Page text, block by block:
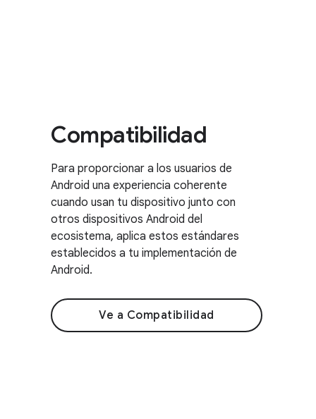
Compatibilidad
Para proporcionar a los usuarios de
Android una experiencia coherente
cuando usan tu dispositivo junto con
otros dispositivos Android del
ecosistema, aplica estos estándares
establecidos a tu implementación de
Android.
Ve a Compatibilidad